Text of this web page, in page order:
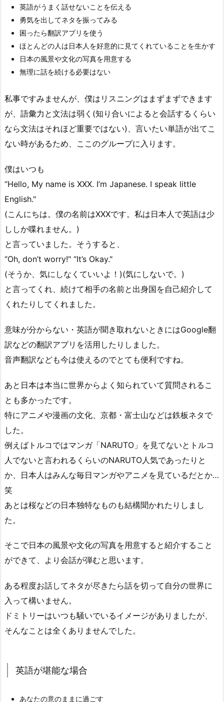
英語がうまく話せないことを伝える
勇気を出してネタを振ってみる
困ったら翻訳アプリを使う
ほとんどの人は日本人を好意的に見てくれていることを生かす
日本の風景や文化の写真を用意する
無理に話を続ける必要はない
私事ですみませんが、僕はリスニングはまずまずできます
が、語彙力と文法は弱く(知り合いによると会話するくらい
なら文法はそれほど重要ではない)、言いたい単語が出てこ
ない時があるため、ここのグループに入ります。
僕はいつも
“Hello, My name is XXX. I’m Japanese. I speak little
English."
(こんにちは。僕の名前はXXXです。私は日本人で英語は少
ししか喋れません。)
と言っていました。そうすると、
“Oh, don’t worry!" “It’s Okay."
(そうか、気にしなくていいよ！)(気にしないで。)
と言ってくれ、続けて相手の名前と出身国を自己紹介して
くれたりしてくれました。
意味が分からない・英語が聞き取れないときにはGoogle翻
訳などの翻訳アプリを活用したりしました。
音声翻訳なども今は使えるのでとても便利ですね。
あと日本は本当に世界からよく知られていて質問されるこ
とも多かったです。
特にアニメや漫画の文化、京都・富士山などは鉄板ネタで
した。
例えばトルコではマンガ「NARUTO」を見てないとトルコ
人でないと言われるくらいのNARUTO人気であったりと
か、日本人はみんな毎日マンガやアニメを見ているだとか…
笑
あとは桜などの日本独特なものも結構聞かれたりしまし
た。
そこで日本の風景や文化の写真を用意すると紹介すること
ができて、より会話が弾むと思います。
ある程度お話してネタが尽きたら話を切って自分の世界に
入って構いません。
ドミトリーはいつも騒いでいるイメージがありましたが、
そんなことは全くありませんでした。
英語が堪能な場合
あなたの意のままに過ごす